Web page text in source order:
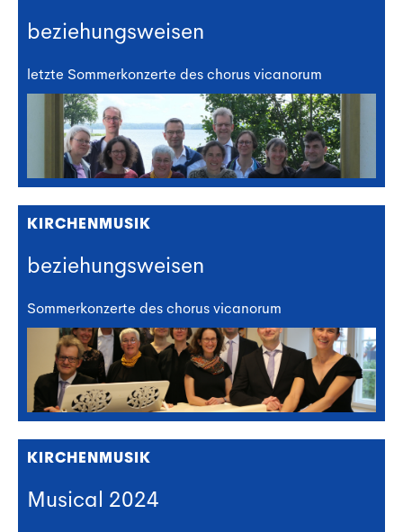
beziehungsweisen
letzte Sommerkonzerte des chorus vicanorum
KIRCHENMUSIK
beziehungsweisen
Sommerkonzerte des chorus vicanorum
KIRCHENMUSIK
Musical 2024